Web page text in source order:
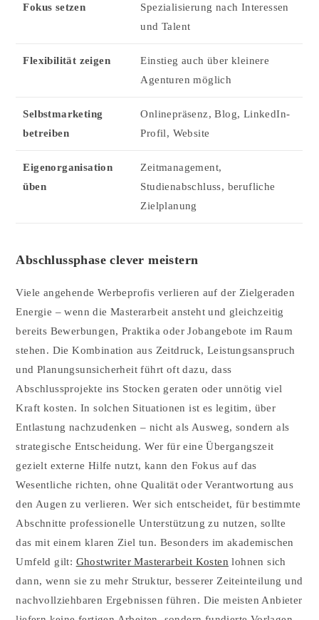
Fokus setzen
Spezialisierung nach Interessen
und Talent
Flexibilität zeigen
Einstieg auch über kleinere
Agenturen möglich
Selbstmarketing
betreiben
Onlinepräsenz, Blog, LinkedIn-
Profil, Website
Eigenorganisation
üben
Zeitmanagement,
Studienabschluss, berufliche
Zielplanung
Abschlussphase clever meistern
Viele angehende Werbeprofis verlieren auf der Zielgeraden
Energie – wenn die Masterarbeit ansteht und gleichzeitig
bereits Bewerbungen, Praktika oder Jobangebote im Raum
stehen. Die Kombination aus Zeitdruck, Leistungsanspruch
und Planungsunsicherheit führt oft dazu, dass
Abschlussprojekte ins Stocken geraten oder unnötig viel
Kraft kosten. In solchen Situationen ist es legitim, über
Entlastung nachzudenken – nicht als Ausweg, sondern als
strategische Entscheidung. Wer für eine Übergangszeit
gezielt externe Hilfe nutzt, kann den Fokus auf das
Wesentliche richten, ohne Qualität oder Verantwortung aus
den Augen zu verlieren. Wer sich entscheidet, für bestimmte
Abschnitte professionelle Unterstützung zu nutzen, sollte
das mit einem klaren Ziel tun. Besonders im akademischen
Umfeld gilt: Ghostwriter Masterarbeit Kosten lohnen sich
dann, wenn sie zu mehr Struktur, besserer Zeiteinteilung und
nachvollziehbaren Ergebnissen führen. Die meisten Anbieter